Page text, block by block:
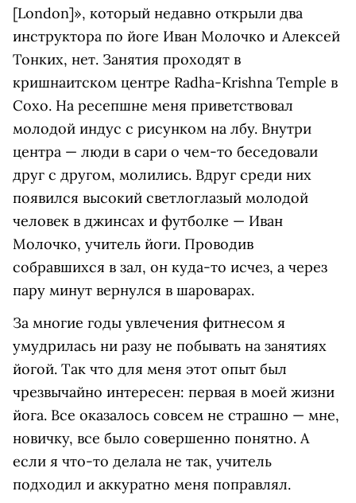
[London]», который недавно открыли два
инструктора по йоге Иван Молочко и Алексей
Тонких, нет. Занятия проходят в
кришнаитском центре Radha-Krishna Temple в
Сохо. На ресепшне меня приветствовал
молодой индус с рисунком на лбу. Внутри
центра — люди в сари о чем-то беседовали
друг с другом, молились. Вдруг среди них
появился высокий светлоглазый молодой
человек в джинсах и футболке — Иван
Молочко, учитель йоги. Проводив
собравшихся в зал, он куда-то исчез, а через
пару минут вернулся в шароварах.
За многие годы увлечения фитнесом я
умудрилась ни разу не побывать на занятиях
йогой. Так что для меня этот опыт был
чрезвычайно интересен: первая в моей жизни
йога. Все оказалось совсем не страшно — мне,
новичку, все было совершенно понятно. А
если я что-то делала не так, учитель
подходил и аккуратно меня поправлял.